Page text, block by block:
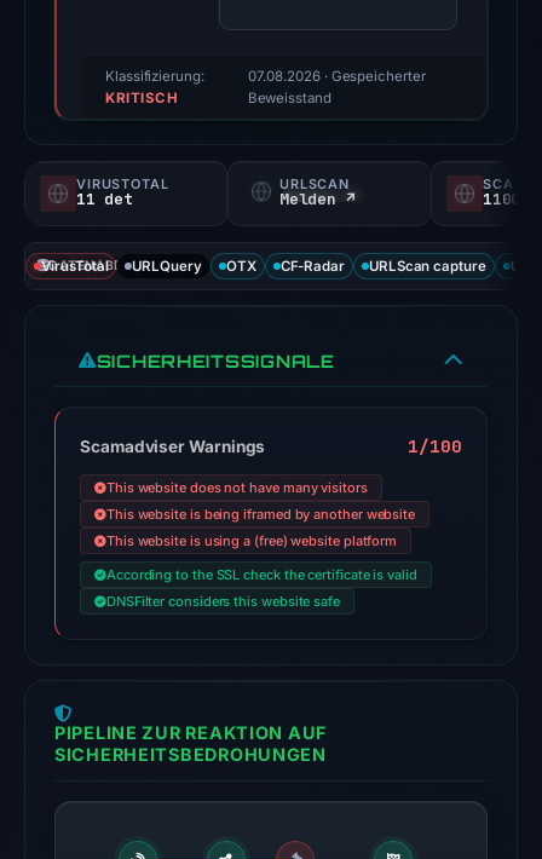
score,
11
VirusTotal
engines
the
domain
on
Jul
18,
2026
External
blocklists:
1
(ScamSniffer)
Klassifizierung:
KRITISCH
07.08.2026· Gespeicherter
Beweisstand
VIRUSTOTAL
11 det
URLSCAN
Melden ↗ 1100/
DATENABDECKUNG
VirusTotal URLQuery OTX CF-Radar URLScan capture
SICHERHEITSSIGNALE
Scamadviser Warnings 1/100
This website does not have many visitors
This website is being iframed by another website
This website is using a (free) website platform
According to the SSL check the certificate is valid
DNSFilter considers this website safe
PIPELINE ZUR REAKTION AUF
SICHERHEITSBEDROHUNGEN